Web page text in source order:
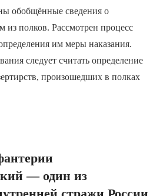
обобщённые сведения о
из полков. Рассмотрен процесс
им меры наказания.
следует считать определение
произошедших в полках
— один из